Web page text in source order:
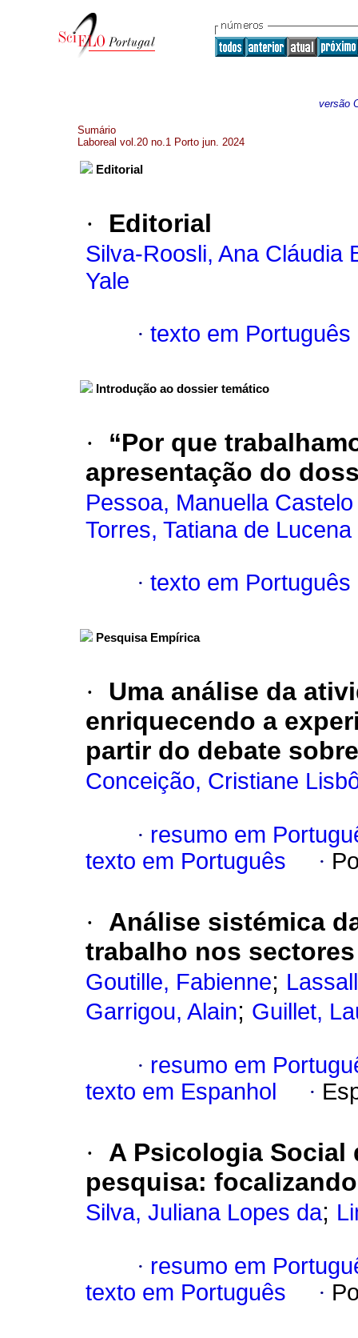
versão
Sumário
Laboreal vol.20 no.1 Porto jun. 2024
Editorial
· Editorial
Silva-Roosli, Ana Cláudia
Yale
· texto em Português
Introdução ao dossier temático
·
“Por que
apresentação do
Pessoa, Manuella
Torres, Tatiana de Lucena
· texto em Português
Pesquisa Empírica
·
Uma análise da
enriquecendo a
partir do debate
Conceição, Cristiane
· resumo em
texto em Português
·
·
Análise sistémica
trabalho nos
Goutille, Fabienne;
Garrigou, Alain; Guillet,
· resumo em
texto em Espanhol
·
·
A Psicologia Social
pesquisa:
Silva, Juliana Lopes da;
· resumo em
texto em Português
·